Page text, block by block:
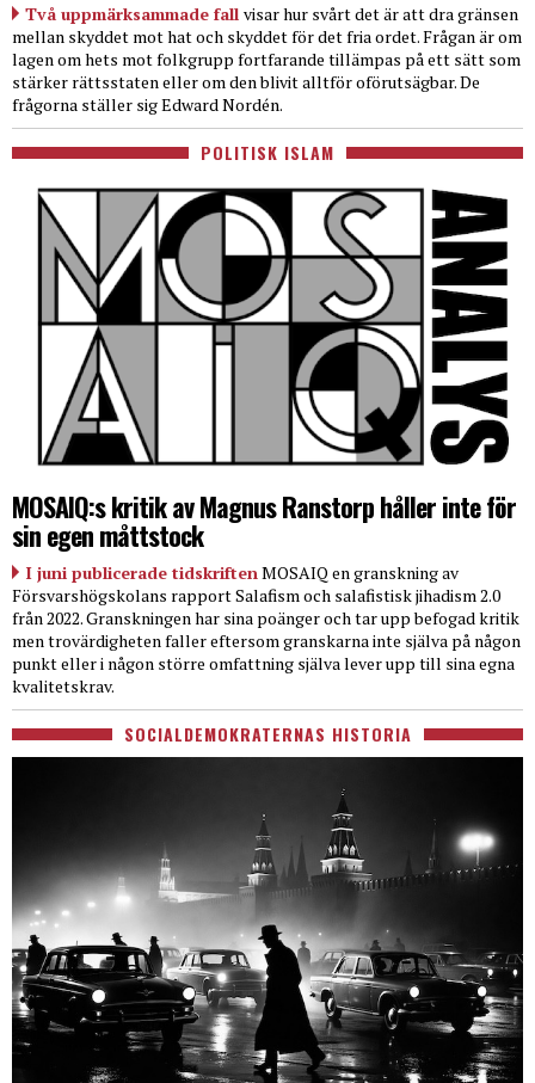
Två uppmärksammade fall visar hur svårt det är att dra gränsen
mellan skyddet mot hat och skyddet för det fria ordet. Frågan är om
lagen om hets mot folkgrupp fortfarande tillämpas på ett sätt som
stärker rättsstaten eller om den blivit alltför oförutsägbar. De
frågorna ställer sig Edward Nordén.
POLITISK ISLAM
MOSAIQ:s kritik av Magnus Ranstorp håller inte för
sin egen måttstock
I juni publicerade tidskriftenMOSAIQ en granskning av
Försvarshögskolans rapport Salafism och salafistisk jihadism 2.0
från 2022. Granskningen har sina poänger och tar upp befogad kritik
men trovärdigheten faller eftersom granskarna inte själva på någon
punkt eller i någon större omfattning själva lever upp till sina egna
kvalitetskrav.
SOCIALDEMOKRATERNAS HISTORIA